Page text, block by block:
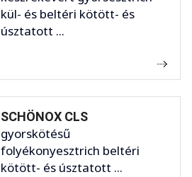
kül- és beltéri kötött- és
úsztatott ...
SCHÖNOX CLS
gyorskötésű
folyékonyesztrich beltéri
kötött- és úsztatott ...